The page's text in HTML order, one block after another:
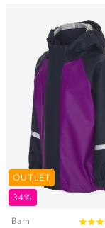
OUTLET
34%
Barn